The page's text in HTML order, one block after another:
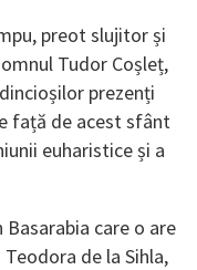
preot slujitor și
Tudor Coșleț,
prezenți
față de acest sfânt
euharistice și a
care o are
de la Sihla,